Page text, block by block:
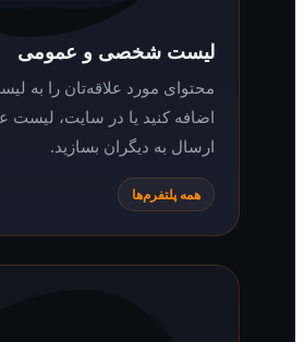
لیست شخصی و عمومی
محتوای مورد علاقه‌تان را به لیست شخصی
اضافه کنید یا در سایت، لیست عمومی برای
ارسال به دیگران بسازید.
همه پلتفرم‌ها